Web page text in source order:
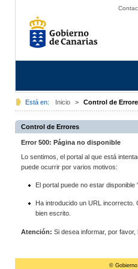
Está en: Inicio > Control de
Control de Errores
Error 500: Página no disponible
Lo sentimos, el portal al que está
puede ocurrir por varios motivos:
El portal puede no estar disponible
Ha introducido un URL
bien escrito.
Atención: Si desea informar, por favor,
©